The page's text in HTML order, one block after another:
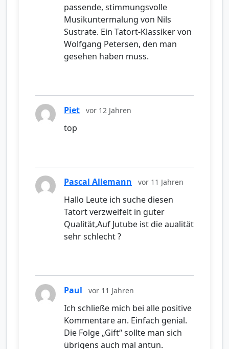
passende, stimmungsvolle
Musikuntermalung von Nils
Sustrate. Ein Tatort-Klassiker von
Wolfgang Petersen, den man
gesehen haben muss.
Piet vor 12 Jahren
top
Pascal Allemann vor 11 Jahren
Hallo Leute ich suche diesen
Tatort verzweifelt in guter
Qualität,Auf Jutube ist die aualität
sehr schlecht ?
Paul vor 11 Jahren
Ich schließe mich bei alle positive
Kommentare an. Einfach genial.
Die Folge „Gift“ sollte man sich
übrigens auch mal antun.